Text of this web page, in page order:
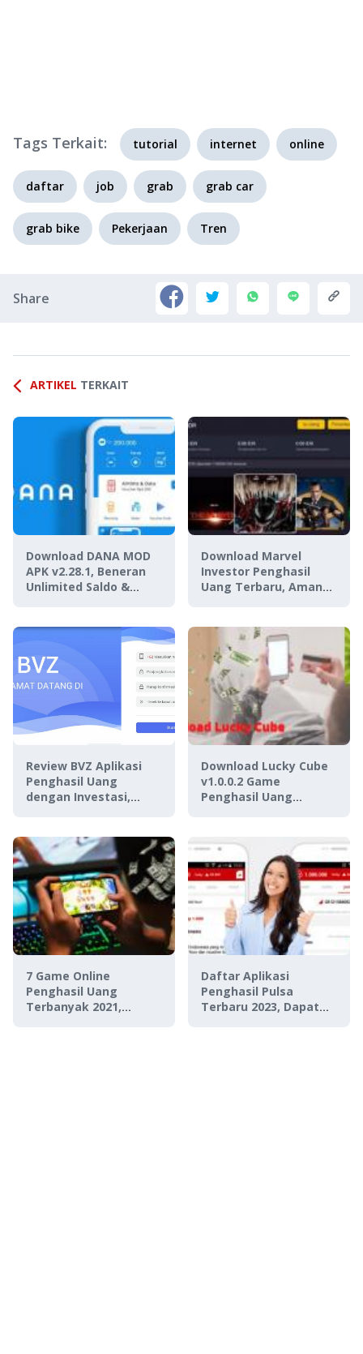
Tags Terkait: tutorial internet online
daftar job grab grab car
grab bike Pekerjaan Tren
Share
ARTIKEL TERKAIT
Download DANA MOD
APK v2.28.1, Beneran
Unlimited Saldo &
Download Marvel
Investor Penghasil
Uang Terbaru, Aman
Review BVZ Aplikasi
Penghasil Uang
dengan Investasi,
Download Lucky Cube
v1.0.0.2 Game
Penghasil Uang
7 Game Online
Penghasil Uang
Terbanyak 2021,
Daftar Aplikasi
Penghasil Pulsa
Terbaru 2023, Dapat